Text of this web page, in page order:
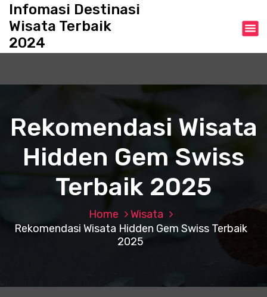
c
Infomasi Destinasi
Wisata Terbaik
2024
Rekomendasi Wisata
Hidden Gem Swiss
Terbaik 2025
Home
Wisata
Rekomendasi Wisata Hidden Gem Swiss Terbaik
2025